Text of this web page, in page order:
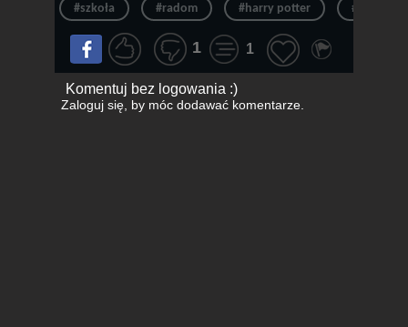
#szkoła #radom #harry potter #slytherin
1 1
Komentuj bez logowania :)
Zaloguj się, by móc dodawać komentarze.